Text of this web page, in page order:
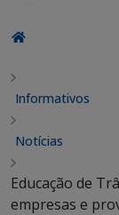
Informativos
Notícias
Educação de
empresas e